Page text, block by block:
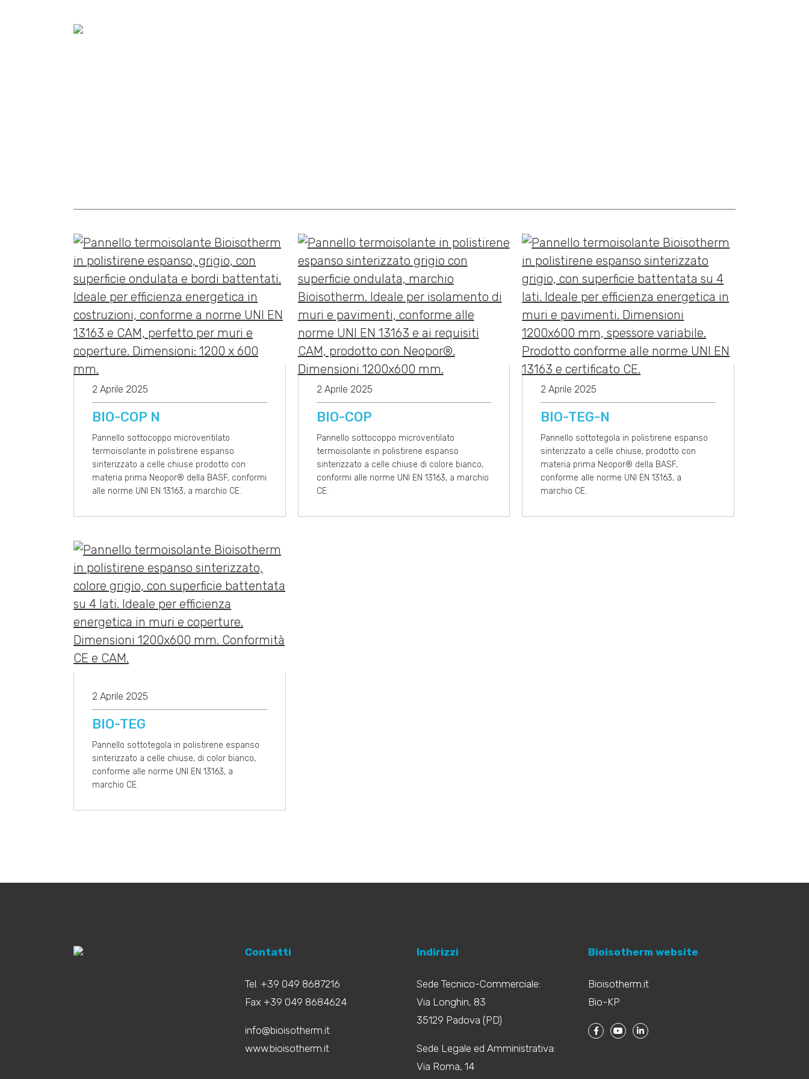
2 Aprile 2025
BIO-COP N
Pannello sottocoppo microventilato
termoisolante in polistirene espanso
sinterizzato a celle chiuse prodotto con
materia prima Neopor® della BASF, conformi
alle norme UNI EN 13163, a marchio CE.
2 Aprile 2025
BIO-COP
Pannello sottocoppo microventilato
termoisolante in polistirene espanso
sinterizzato a celle chiuse di colore bianco,
conformi alle norme UNI EN 13163, a marchio
CE.
2 Aprile 2025
BIO-TEG-N
Pannello sottotegola in polistirene espanso
sinterizzato a celle chiuse, prodotto con
materia prima Neopor® della BASF,
conforme alle norme UNI EN 13163, a
marchio CE.
2 Aprile 2025
BIO-TEG
Pannello sottotegola in polistirene espanso
sinterizzato a celle chiuse, di color bianco,
conforme alle norme UNI EN 13163, a
marchio CE.
Contatti
Tel. +39 049 8687216
Fax +39 049 8684624
info@bioisotherm.it
www.bioisotherm.it
Indirizzi
Sede Tecnico-Commerciale:
Via Longhin, 83
35129 Padova (PD)
Sede Legale ed Amministrativa:
Via Roma, 14
Bioisotherm website
Bioisotherm.it
Bio-KP